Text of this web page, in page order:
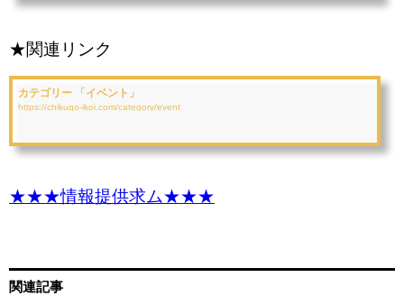
★関連リンク
カテゴリー 「イベント」
https://chikugo-ikoi.com/category/event
★★★情報提供求ム★★★
関連記事